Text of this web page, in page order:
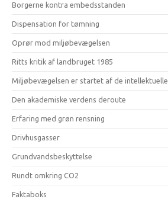
Borgerne kontra embedsstanden
Dispensation for tømning
Oprør mod miljøbevægelsen
Ritts kritik af landbruget 1985
Miljøbevægelsen er startet af de intellektuelle
Den akademiske verdens deroute
Erfaring med grøn rensning
Drivhusgasser
Grundvandsbeskyttelse
Rundt omkring CO2
Faktaboks